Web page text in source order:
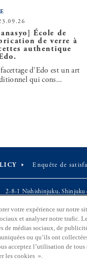
École de
de verre à
authentique
d’Edo est un art
qui cons...
Enquête de
2-8-1 Nishishinjuku,
Section organisation et
Bureau des affaires
métropolitain de
votre expérience sur notre
et analyser notre trafic.
de médias sociaux, de
ou qu’ils ont
acceptez l’utilisation de
les cookies ».